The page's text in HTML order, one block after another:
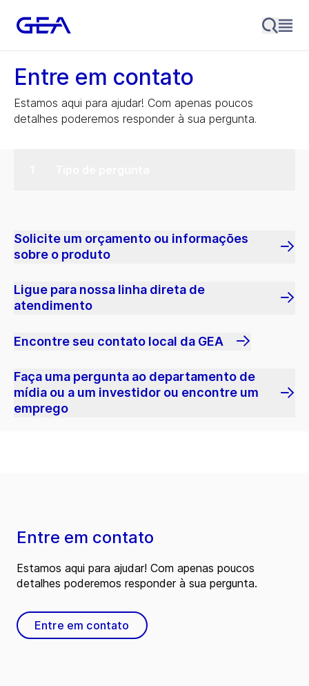
Entre em contato
Estamos aqui para ajudar! Com apenas poucos
detalhes poderemos responder à sua pergunta.
Solicite um orçamento ou informações
sobre o produto
Ligue para nossa linha direta de
atendimento
Encontre seu contato local da GEA
Faça uma pergunta ao departamento de
mídia ou a um investidor ou encontre um
emprego
Entre em contato
Estamos aqui para ajudar! Com apenas poucos
detalhes poderemos responder à sua pergunta.
Entre em contato